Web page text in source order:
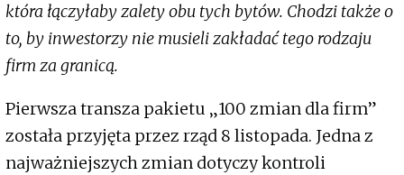
która łączyłaby zalety obu tych bytów. Chodzi także o
to, by inwestorzy nie musieli zakładać tego rodzaju
firm za granicą.
Pierwsza transza pakietu „100 zmian dla firm”
została przyjęta przez rząd 8 listopada. Jedna z
najważniejszych zmian dotyczy kontroli